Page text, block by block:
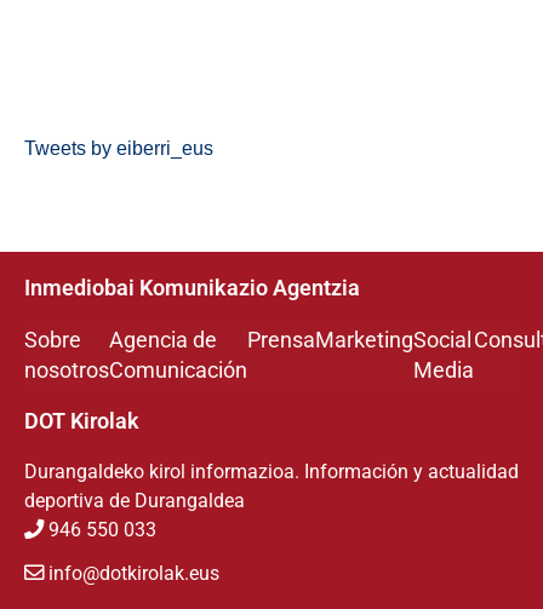
Tweets by eiberri_eus
Inmediobai Komunikazio Agentzia
Sobre
nosotros
Agencia de
Comunicación
PrensaMarketingSocial
Media
DOT Kirolak
Durangaldeko kirol informazioa. Información y actualidad
deportiva de Durangaldea
946 550 033
info@dotkirolak.eus